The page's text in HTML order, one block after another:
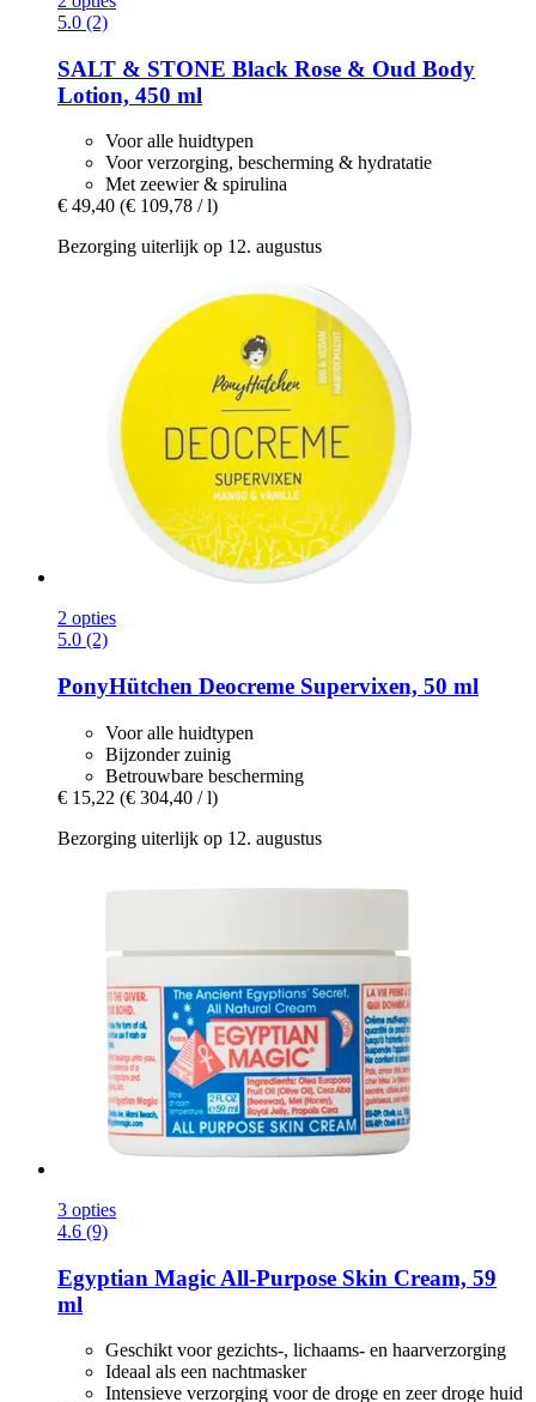
5.0 (2)
SALT & STONE Black Rose & Oud Body
Lotion, 450 ml
Voor alle huidtypen
Voor verzorging, bescherming & hydratatie
Met zeewier & spirulina
€ 49,40 (€ 109,78 / l)
Bezorging uiterlijk op 12. augustus
2 opties
5.0 (2)
PonyHütchen Deocreme Supervixen, 50 ml
Voor alle huidtypen
Bijzonder zuinig
Betrouwbare bescherming
€ 15,22 (€ 304,40 / l)
Bezorging uiterlijk op 12. augustus
3 opties
4.6 (9)
Egyptian Magic All-​Purpose Skin Cream, 59
ml
Geschikt voor gezichts-, lichaams- en haarverzorging
Ideaal als een nachtmasker
Intensieve verzorging voor de droge en zeer droge huid